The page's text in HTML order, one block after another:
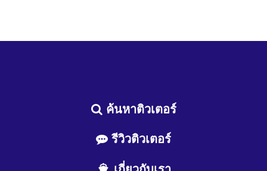
ค้นหาติวเตอร์
รีวิวติวเตอร์